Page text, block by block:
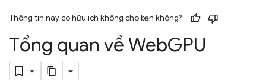
Thông tin này có hữu ích không cho bạn không?
Tổng quan về WebGPU